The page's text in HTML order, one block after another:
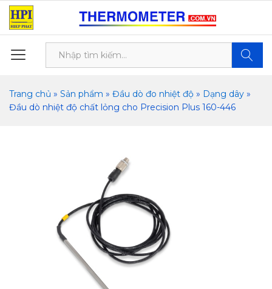
Trang chủ » Sản phẩm » Đầu dò đo nhiệt độ » Dạng dây »
Đầu dò nhiệt độ chất lỏng cho Precision Plus 160-446